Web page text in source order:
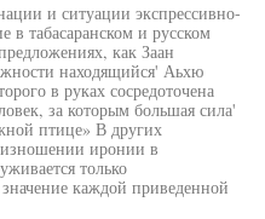
и ситуации экспрессивно-
в табасаранском и русском
как Заан
находящийся' Аьхю
в руках сосредоточена
за которым большая сила'
птице» В других
иронии в
только
каждой приведенной